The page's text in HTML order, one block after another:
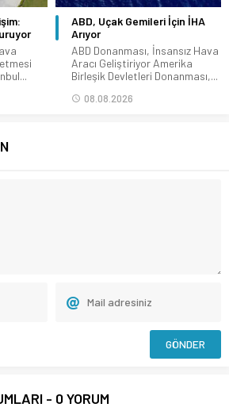
ABD, Uçak Gemileri İçin İHA
Arıyor
ABD Donanması, İnsansız Hava
Aracı Geliştiriyor Amerika
Birleşik Devletleri Donanması,...
08.08.2026
- 0 YORUM